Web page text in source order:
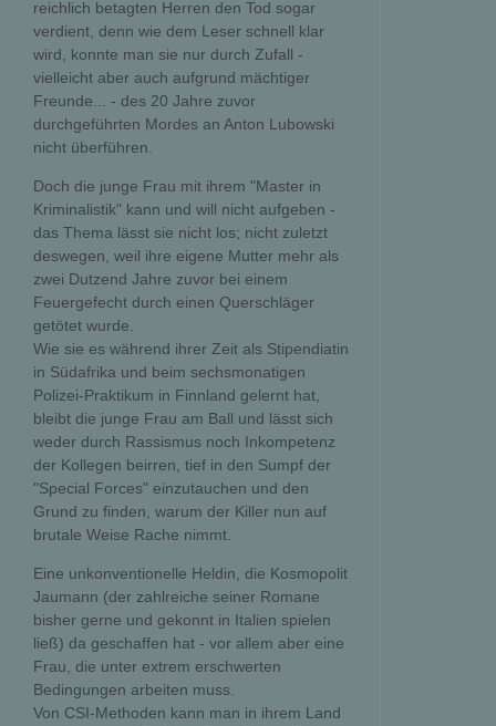
reichlich betagten Herren den Tod sogar
verdient, denn wie dem Leser schnell klar
wird, konnte man sie nur durch Zufall -
vielleicht aber auch aufgrund mächtiger
Freunde... - des 20 Jahre zuvor
durchgeführten Mordes an Anton Lubowski
nicht überführen.
Doch die junge Frau mit ihrem "Master in
Kriminalistik" kann und will nicht aufgeben -
das Thema lässt sie nicht los; nicht zuletzt
deswegen, weil ihre eigene Mutter mehr als
zwei Dutzend Jahre zuvor bei einem
Feuergefecht durch einen Querschläger
getötet wurde.
Wie sie es während ihrer Zeit als Stipendiatin
in Südafrika und beim sechsmonatigen
Polizei-Praktikum in Finnland gelernt hat,
bleibt die junge Frau am Ball und lässt sich
weder durch Rassismus noch Inkompetenz
der Kollegen beirren, tief in den Sumpf der
"Special Forces" einzutauchen und den
Grund zu finden, warum der Killer nun auf
brutale Weise Rache nimmt.
Eine unkonventionelle Heldin, die Kosmopolit
Jaumann (der zahlreiche seiner Romane
bisher gerne und gekonnt in Italien spielen
ließ) da geschaffen hat - vor allem aber eine
Frau, die unter extrem erschwerten
Bedingungen arbeiten muss.
Von CSI-Methoden kann man in ihrem Land